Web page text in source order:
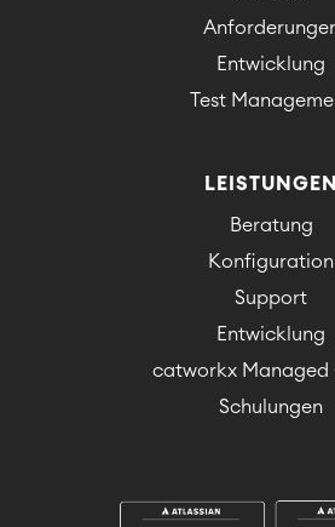
Entwicklung
Test
LEISTUNGEN
Beratung
Konfiguration
Support
Entwicklung
catworkx Managed
Schulungen